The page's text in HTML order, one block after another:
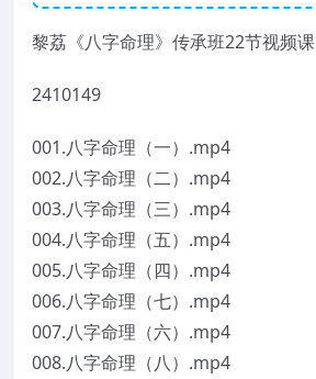
黎荔《八字命理》传承班22节视频课
2410149
001.八字命理（一）.mp4
002.八字命理（二）.mp4
003.八字命理（三）.mp4
004.八字命理（五）.mp4
005.八字命理（四）.mp4
006.八字命理（七）.mp4
007.八字命理（六）.mp4
008.八字命理（八）.mp4